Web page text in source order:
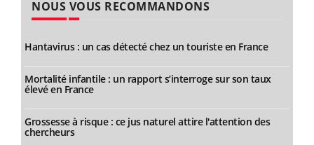
NOUS VOUS RECOMMANDONS
Hantavirus : un cas détecté chez un touriste en France
Mortalité infantile : un rapport s’interroge sur son taux
élevé en France
Grossesse à risque : ce jus naturel attire l'attention des
chercheurs